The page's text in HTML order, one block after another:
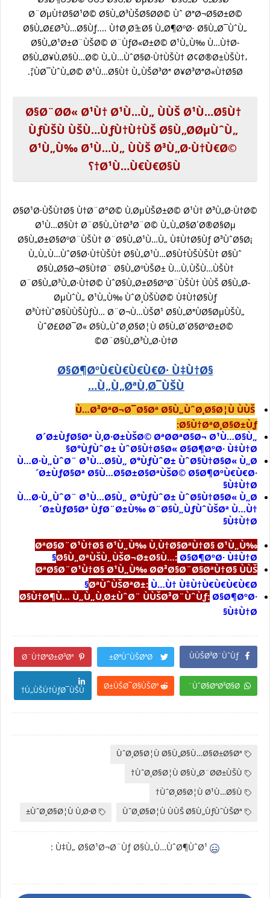
Ø¨ØµÙ†Ø§Ø¹Ø© Ø§Ù„Ø³ÙŠØ§Ø­Ø© Ùˆ ØªØ¬Ø§Ø±Ø©
Ø§Ù„Ø£Ø³Ù…Ø§Ùƒ.... Ù†Ø¸Ø±ًØ§ Ù„Ø¶ØºØ· Ø§Ù„Ø¯ÙˆÙ„
Ø§Ù„Ø¹Ø±Ø¨ÙŠØ© Ø¨ÙƒØ«Ø±Ø© Ø¹Ù„Ù‰ Ù…Ù†Ø­
Ø§Ù„Ø¥Ù‚Ø§Ù…Ø© Ù„Ù…ÙˆØ§Ø·Ù†ÙŠÙ† Ø¢Ø®Ø±ÙŠÙ†،
ÙØ¯ÙˆÙ„Ø© Ø¹Ù…Ø§Ù† Ù„ÙŠØ³Øª Ø¥Ø³ØªØ«Ù†Ø§Ø¡ً.
Ø§Ø¨Ø­Ø« Ø¹Ù† Ø¹Ù…Ù„ ÙÙŠ Ø¹Ù…Ø§Ù†
ÙƒÙŠÙ ÙŠÙ…ÙƒÙ†Ù†ÙŠ Ø§Ù„Ø­ØµÙˆÙ„
Ø¹Ù„Ù‰ Ø¹Ù…Ù„ ÙÙŠ Ø³Ù„Ø·Ù†Ù€Ø©
Ø¹Ù…Ù€Ù€Ø§Ù†؟
Ø§Ø¹Ø·ÙŠÙ†Ø§ Ù†Ø¨Ø°Ø© Ù‚ØµÙŠØ±Ø© Ø¹Ù† Ø³Ù„Ø·Ù†Ø©
Ø¹Ù…Ø§Ù† Ø¨Ø§Ù„Ù†Ø³Ø¨Ø© Ù„Ù„Ø§Ø´Ø®Ø§Øµ
Ø§Ù„Ø±Ø§ØºØ¨ÙŠÙ† Ø¨Ø§Ù„Ø¹Ù…Ù„ Ù‡Ù†Ø§Ùƒ Ø³ÙˆØ§Ø¡
Ù„Ù„Ù…ÙˆØ§Ø·Ù†ÙŠÙ† Ø§Ù„Ø¹Ù…Ø§Ù†ÙŠÙŠÙ† Ø§Ùˆ
Ø§Ù„Ø§Ø¬Ø§Ù†Ø¨ Ø§Ù„ØºÙŠØ± Ù…Ù‚ÙŠÙ…ÙŠÙ†
Ø¨Ø§Ù„Ø³Ù„Ø·Ù†Ø© ÙˆØ§Ù„Ø±Ø§ØºØ¨ÙŠÙ† ÙÙŠ Ø§Ù„Ø­
ØµÙˆÙ„ Ø¹Ù„Ù‰ ÙˆØ¸ÙŠÙØ© Ù‡Ù†Ø§Ùƒ
Ø³Ù†ÙˆØ§ÙÙŠÙƒÙ… Ø¨Ø¬Ù…ÙŠØ¹ Ø§Ù„ØªÙØ§ØµÙŠÙ„
ÙˆØ£Ø­Ø¯Ø« Ø§Ù„ÙˆØ¸Ø§Ø¦Ù Ø§Ù„Ø´Ø§ØºØ±Ø©
Ø¨Ø§Ù„Ø³Ù„Ø·Ù†Ø©
Ø§Ø¶ØºÙ€Ù€Ù€Ù€Ø· Ù‡Ù†Ø§
Ù„Ù„ØªÙ‚Ø¯ÙŠÙ…
Ù…Ø³ØªØ¬Ø¯Ø§Øª Ø§Ù„ÙˆØ¸Ø§Ø¦Ù ÙÙŠ
Ø§Ù†ØªØ¸Ø§Ø±Ùƒ:
Ø´Ø±ÙƒØ§Øª Ù‚Ø·Ø±ÙŠØ© ØªØ­ØªØ§Ø¬ Ø¹Ù…Ø§Ù„
Ø°ÙƒÙˆØ± ÙˆØ§Ù†Ø§Ø« Ø§Ø¶ØºØ· Ù‡Ù†Ø§
Ù…Ø·Ù„ÙˆØ¨ Ø¹Ù…Ø§Ù„ Ø°ÙƒÙˆØ± ÙˆØ§Ù†Ø§Ø« Ù„Ø
´Ø±ÙƒØ§Øª Ø§Ù…Ø§Ø±Ø§ØªÙŠØ© Ø§Ø¶ØºÙ€Ù€Ø·
Ù‡Ù†Ø§
Ù…Ø·Ù„ÙˆØ¨ Ø¹Ù…Ø§Ù„ Ø°ÙƒÙˆØ± ÙˆØ§Ù†Ø§Ø« Ù„Ø
´Ø±ÙƒØ§Øª ÙƒØ¨Ø±Ù‰ Ø¨Ø§Ù„ÙƒÙˆÙŠØª Ù…Ù†
Ù‡Ù†Ø§
ØªØ§Ø¨Ø¹Ù†Ø§ Ø¹Ù„Ù‰ Ù‚Ù†Ø§ØªÙ†Ø§ Ø¹Ù„Ù‰
Ø§Ù„ØªÙŠÙ„ÙŠØ¬Ø±Ø§Ù…: Ø§Ø¶ØºØ· Ù‡Ù†Ø§
ØªØ§Ø¨Ø¹Ù†Ø§ Ø¹Ù„Ù‰ Ø­Ø³Ø§Ø¨Ø§ØªÙ†Ø§ ÙÙŠ
ØªÙˆÙŠØªØ±: Ù…Ù† Ù‡Ù†Ù€Ù€Ù€Ù€Ø§
Ø§Ù†Ø¶Ù… Ù„Ù„Ù‚Ø±ÙˆØ¨ ÙÙŠØ³Ø¨ÙˆÙƒ: Ø§Ø¶ØºØ·
Ù‡Ù†Ø§
ÙÙŠØ³Ø¨ÙˆÙƒ
ØªÙˆÙŠØªØ±
Ø¨Ù†ØªØ±Ø³Øª
ÙˆØ§ØªØ³Ø§Ø¨
Ø±ÙŠØ¯Ø§ÙŠØª
Ù„ÙŠÙ†ÙƒØ¯ÙŠÙ†
ÙˆØ¸Ø§Ø¦Ù Ø§Ù„Ø§Ù…Ø§Ø±Ø§Øª
ÙˆØ¸Ø§Ø¦Ù Ø§Ù„Ø¨Ø­Ø±ÙŠÙ†
ÙˆØ¸Ø§Ø¦Ù Ø¹Ù…Ø§Ù†
ÙˆØ¸Ø§Ø¦Ù ÙÙŠ Ø§Ù„ÙƒÙˆÙŠØª
ÙˆØ¸Ø§Ø¦Ù Ù‚Ø·Ø±